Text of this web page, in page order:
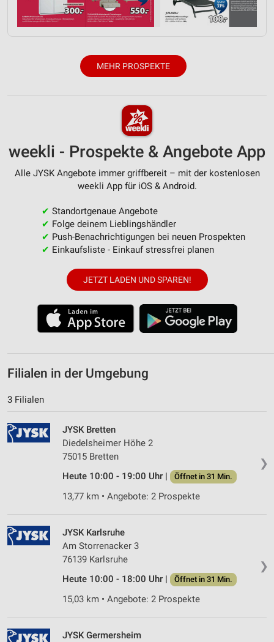
MEHR PROSPEKTE
weekli - Prospekte & Angebote App
Alle JYSK Angebote immer griffbereit – mit der kostenlosen
weekli App für iOS & Android.
✔ Standortgenaue Angebote
✔ Folge deinem Lieblingshändler
✔ Push-Benachrichtigungen bei neuen Prospekten
✔ Einkaufsliste - Einkauf stressfrei planen
JETZT LADEN UND SPAREN!
Filialen in der Umgebung
3 Filialen
❯
JYSK Bretten
Diedelsheimer Höhe 2
75015 Bretten
Heute 10:00 - 19:00 Uhr |
Öffnet in 31 Min.
13,77 km • Angebote: 2 Prospekte
❯
JYSK Karlsruhe
Am Storrenacker 3
76139 Karlsruhe
Heute 10:00 - 18:00 Uhr |
Öffnet in 31 Min.
15,03 km • Angebote: 2 Prospekte
JYSK Germersheim
Analyse von Zielgruppen durch Statistiken oder
Entwicklung und Verbesserung der Angebote
Verwendung genauer Standortdaten
Geräte anhand von aktiv angeforderten
Informationen identifizieren
Notwendig
Performance